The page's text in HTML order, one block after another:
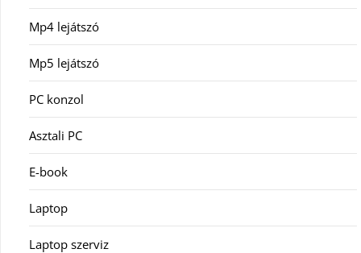
Mp4 lejátszó
Mp5 lejátszó
PC konzol
Asztali PC
E-book
Laptop
Laptop szerviz